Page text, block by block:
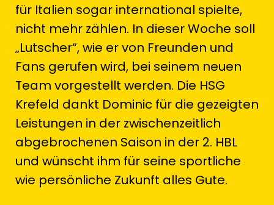
für Italien sogar international spielte,
nicht mehr zählen. In dieser Woche soll
„Lutscher“, wie er von Freunden und
Fans gerufen wird, bei seinem neuen
Team vorgestellt werden. Die HSG
Krefeld dankt Dominic für die gezeigten
Leistungen in der zwischenzeitlich
abgebrochenen Saison in der 2. HBL
und wünscht ihm für seine sportliche
wie persönliche Zukunft alles Gute.